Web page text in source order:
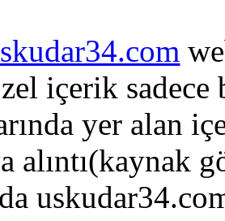
içerik sadece
yer alan
alıntı(kaynak